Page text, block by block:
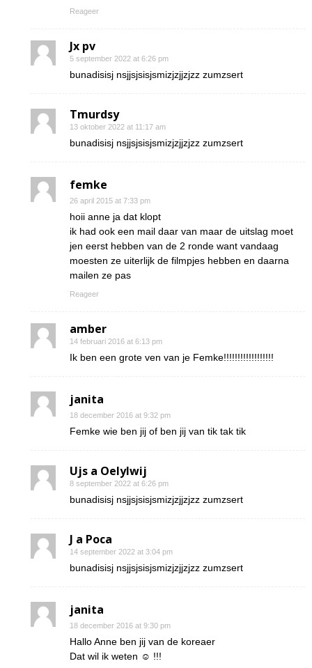
Reageer
Jx pv
5 september 2022 at 6:26 pm
bunadisisj nsjjsjsisjsmizjzjjzjzz zumzsert
Tmurdsy
13 oktober 2022 at 11:17 am
bunadisisj nsjjsjsisjsmizjzjjzjzz zumzsert
femke
26 april 2015 at 7:33 pm
hoii anne ja dat klopt
ik had ook een mail daar van maar de uitslag moet
jen eerst hebben van de 2 ronde want vandaag
moesten ze uiterlijk de filmpjes hebben en daarna
mailen ze pas
Reageer
amber
14 februari 2016 at 6:13 pm
Ik ben een grote ven van je Femke!!!!!!!!!!!!!!!!!!
janita
18 december 2016 at 9:32 pm
Femke wie ben jij of ben jij van tik tak tik
Ujs a Oelylwij
8 september 2022 at 6:26 pm
bunadisisj nsjjsjsisjsmizjzjjzjzz zumzsert
J a Poca
14 september 2022 at 3:04 pm
bunadisisj nsjjsjsisjsmizjzjjzjzz zumzsert
janita
18 december 2016 at 9:30 pm
Hallo Anne ben jij van de koreaer
Dat wil ik weten ☺ !!!